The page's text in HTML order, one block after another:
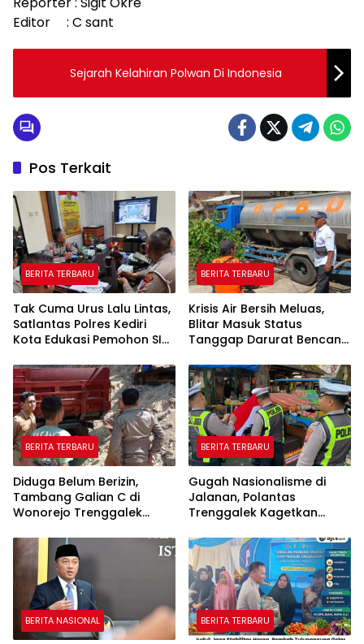
Editor : C sant
Sejarah Kelahiran Polwan Di Indonesia
Pos Terkait
BERITA TERBARU
Tak Cuma Urus Lalu Lintas,
Satlantas Polres Kediri
Kota Edukasi Pemohon SIM
Pelatihan AI
BERITA TERBARU
Krisis Air Bersih Meluas,
Blitar Masuk Status
Tanggap Darurat Bencana
BERITA TERBARU
Diduga Belum Berizin,
Tambang Galian C di
Wonorejo Trenggalek
BERITA TERBARU
Gugah Nasionalisme di
Jalanan, Polantas
Trenggalek Kagetkan
BERITA NASIONAL BERITA TERBARU